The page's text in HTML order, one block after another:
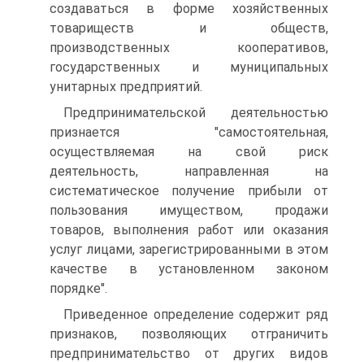
создаваться в форме хозяйственных
товариществ и обществ,
производственных кооперативов,
государственных и муниципальных
унитарных предприятий.
Предпринимательской деятельностью
признается "самостоятельная,
осуществляемая на свой риск
деятельность, направленная на
систематическое получение прибыли от
пользования имуществом, продажи
товаров, выполнения работ или оказания
услуг лицами, зарегистрированными в этом
качестве в установленном законом
порядке".
Приведенное определение содержит ряд
признаков, позволяющих отграничить
предпринимательство от других видов